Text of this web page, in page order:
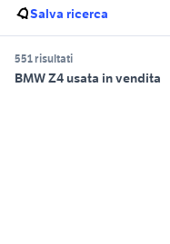
Salva ricerca
551 risultati
BMW Z4 usata in vendita